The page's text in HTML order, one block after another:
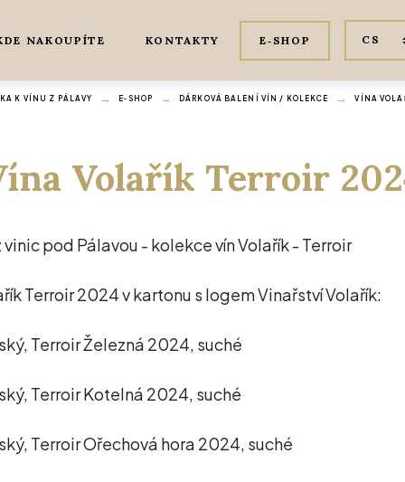
NAKOUPÍTE KONTAKTY E‑SHOP
K VÍNU Z PÁLAVY E‑SHOP DÁRKOVÁ BALENÍ VÍN / KOLEKCE VÍNA
Volařík Terroir
vinic pod Pálavou - kolekce vín Volařík - Terroir
Terroir 2024 v kartonu s logem Vinařství Volařík:
Terroir Železná 2024, suché
Terroir Kotelná 2024, suché
Terroir Ořechová hora 2024, suché